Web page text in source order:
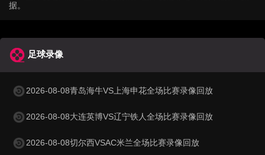
据。
足球录像
2026-08-08青岛海牛VS上海申花全场比赛录像回放
2026-08-08大连英博VS辽宁铁人全场比赛录像回放
2026-08-08切尔西VSAC米兰全场比赛录像回放